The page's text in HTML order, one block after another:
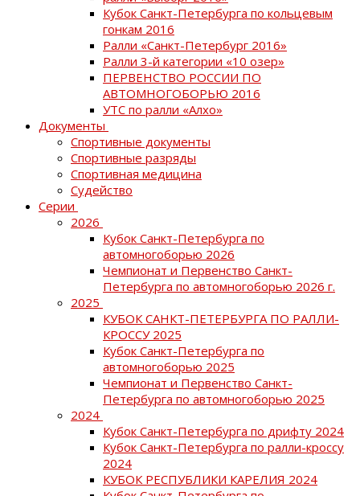
Кубок Санкт-Петербурга по кольцевым
гонкам 2016
Ралли «Санкт-Петербург 2016»
Ралли 3-й категории «10 озер»
ПЕРВЕНСТВО РОССИИ ПО
АВТОМНОГОБОРЬЮ 2016
УТС по ралли «Алхо»
Документы
Спортивные документы
Спортивные разряды
Спортивная медицина
Судейство
Серии
2026
Кубок Санкт-Петербурга по
автомногоборью 2026
Чемпионат и Первенство Санкт-
Петербурга по автомногоборью 2026 г.
2025
КУБОК САНКТ-ПЕТЕРБУРГА ПО РАЛЛИ-
КРОССУ 2025
Кубок Санкт-Петербурга по
автомногоборью 2025
Чемпионат и Первенство Санкт-
Петербурга по автомногоборью 2025
2024
Кубок Санкт-Петербурга по дрифту 2024
Кубок Санкт-Петербурга по ралли-кроссу
2024
КУБОК РЕСПУБЛИКИ КАРЕЛИЯ 2024